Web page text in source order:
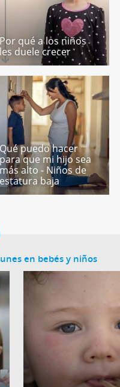
Por qué a los niños
les duele crecer
Qué puedo hacer
para que mi hijo sea
más alto - Niños de
estatura baja
en bebés y niños